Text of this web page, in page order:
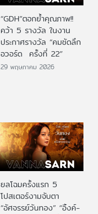
“GDH”ตอกย้ำคุณภาพ!!
คว้า 5 รางวัล ในงาน
ประกาศรางวัล “คมชัดลึก
อวอร์ด ครั้งที่ 22”
29 พฤษภาคม 2026
ยลโฉมครั้งแรก 5
โปสเตอร์งามจับตา
“อัศจรรย์วันทอง” “อิ้งค์-